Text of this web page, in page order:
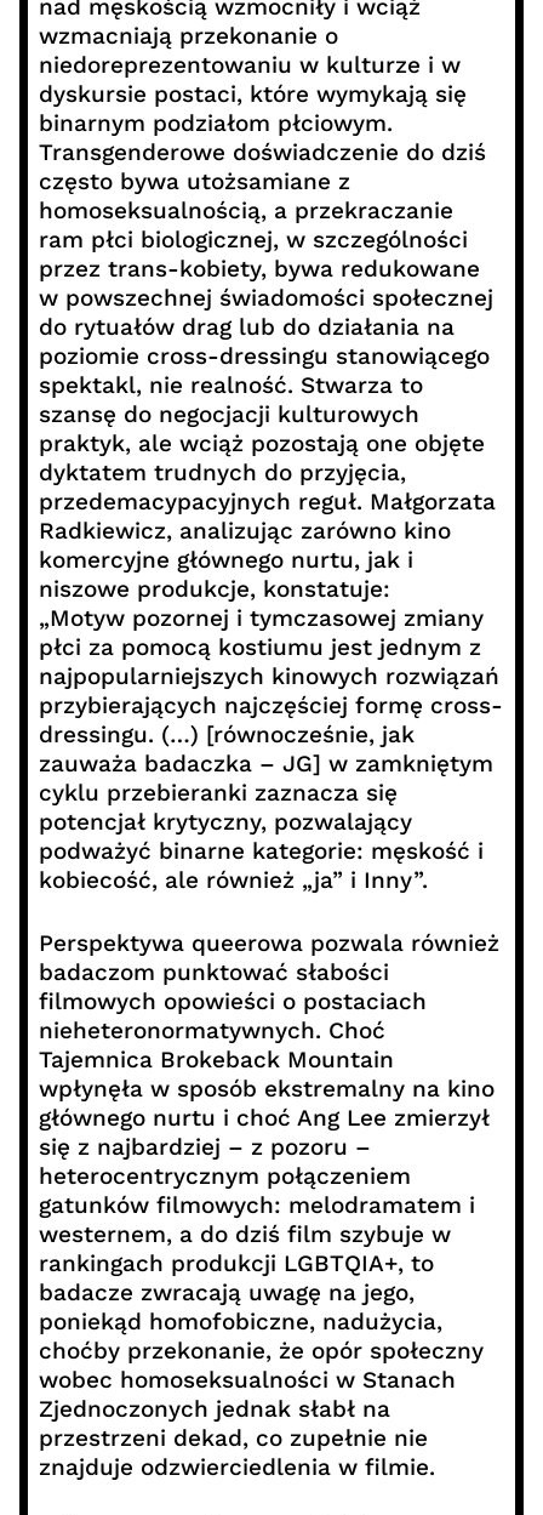
nad męskością wzmocniły i wciąż
wzmacniają przekonanie o
niedoreprezentowaniu w kulturze i w
dyskursie postaci, które wymykają się
binarnym podziałom płciowym.
Transgenderowe doświadczenie do dziś
często bywa utożsamiane z
homoseksualnością, a przekraczanie
ram płci biologicznej, w szczególności
przez trans-kobiety, bywa redukowane
w powszechnej świadomości społecznej
do rytuałów drag lub do działania na
poziomie cross-dressingu stanowiącego
spektakl, nie realność. Stwarza to
szansę do negocjacji kulturowych
praktyk, ale wciąż pozostają one objęte
dyktatem trudnych do przyjęcia,
przedemacypacyjnych reguł. Małgorzata
Radkiewicz, analizując zarówno kino
komercyjne głównego nurtu, jak i
niszowe produkcje, konstatuje:
„Motyw pozornej i tymczasowej zmiany
płci za pomocą kostiumu jest jednym z
najpopularniejszych kinowych rozwiązań
przybierających najczęściej formę cross-
dressingu. (…) [równocześnie, jak
zauważa badaczka – JG] w zamkniętym
cyklu przebieranki zaznacza się
potencjał krytyczny, pozwalający
podważyć binarne kategorie: męskość i
kobiecość, ale również „ja” i Inny”.
Perspektywa queerowa pozwala również
badaczom punktować słabości
filmowych opowieści o postaciach
nieheteronormatywnych. Choć
Tajemnica Brokeback Mountain
wpłynęła w sposób ekstremalny na kino
głównego nurtu i choć Ang Lee zmierzył
się z najbardziej – z pozoru –
heterocentrycznym połączeniem
gatunków filmowych: melodramatem i
westernem, a do dziś film szybuje w
rankingach produkcji LGBTQIA+, to
badacze zwracają uwagę na jego,
poniekąd homofobiczne, nadużycia,
choćby przekonanie, że opór społeczny
wobec homoseksualności w Stanach
Zjednoczonych jednak słabł na
przestrzeni dekad, co zupełnie nie
znajduje odzwierciedlenia w filmie.